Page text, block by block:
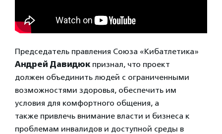
Председатель правления Союза «Кибатлетика»
Андрей Давидюкпризнал, что проект
должен объединить людей с ограниченными
возможностями здоровья, обеспечить им
условия для комфортного общения, а
также привлечь внимание власти и бизнеса к
проблемам инвалидов и доступной среды в